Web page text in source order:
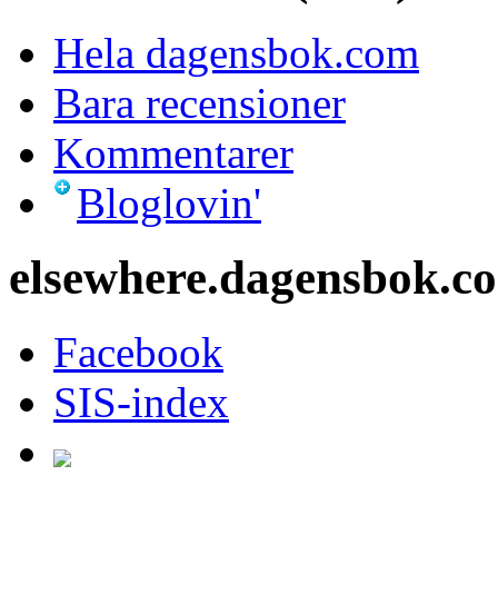
Hela dagensbok.com
Bara recensioner
Kommentarer
Bloglovin'
Facebook
SIS-index